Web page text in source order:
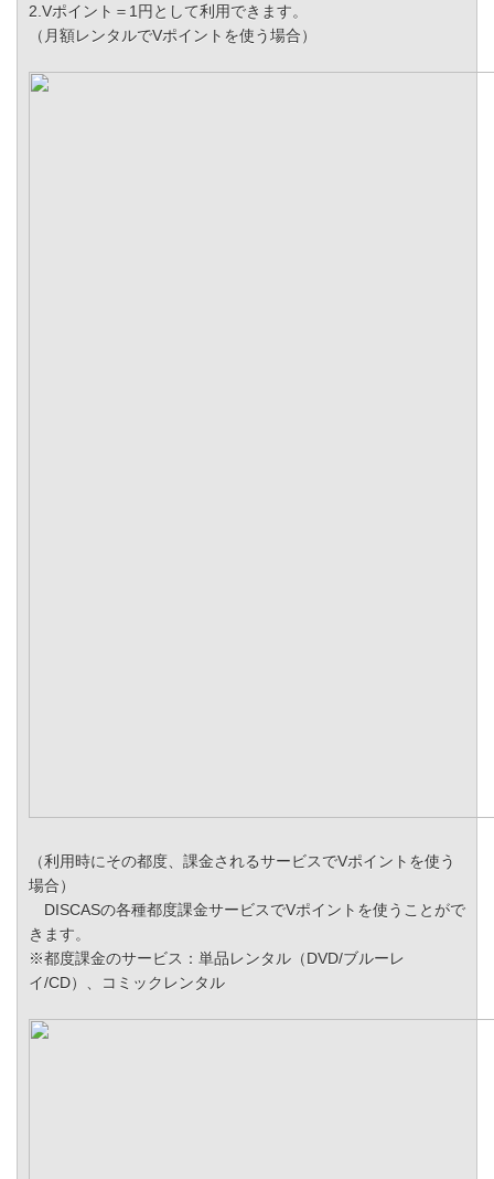
2.Vポイント＝1円として利用できます。
（月額レンタルでVポイントを使う場合）
（利用時にその都度、課金されるサービスでVポイントを使う
場合）
DISCASの各種都度課金サービスでVポイントを使うことがで
きます。
※都度課金のサービス：単品レンタル（DVD/ブルーレ
イ/CD）、コミックレンタル